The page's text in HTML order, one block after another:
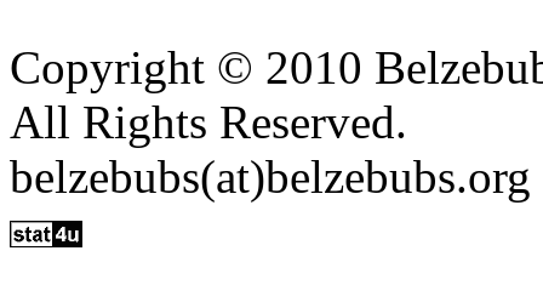
Copyright © 2010
All Rights Reserved.
belzebubs(at)belzebubs.org